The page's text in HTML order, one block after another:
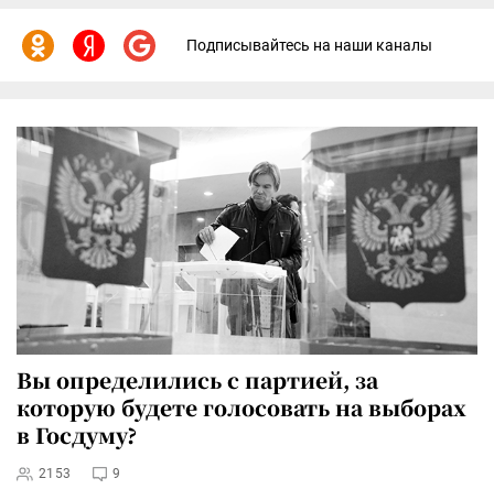
Подписывайтесь на наши каналы
Вы определились с партией, за
которую будете голосовать на выборах
в Госдуму?
2153 9